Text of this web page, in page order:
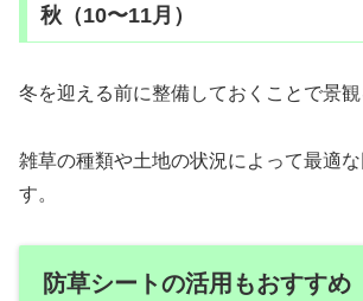
秋（10〜11月）
冬を迎える前に整備しておくことで景観
雑草の種類や土地の状況によって最適
す。
防草シートの活用もおすすめ